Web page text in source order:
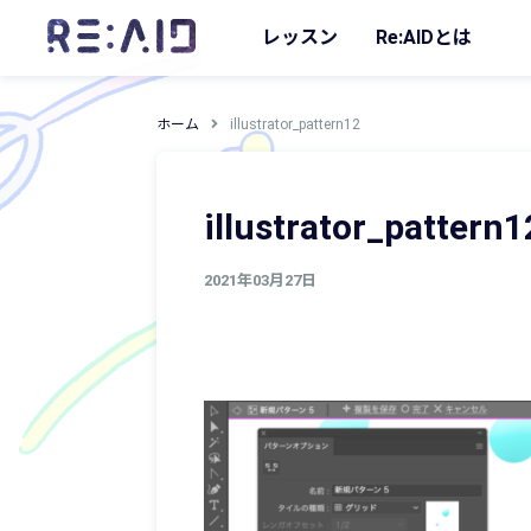
レッスン Re:AIDとは
ホーム illustrator_pattern12
2021年03月27日